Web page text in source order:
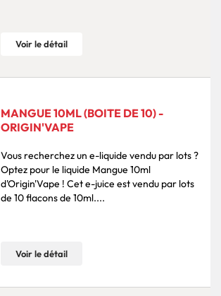
Voir le détail
MANGUE 10ML (BOITE DE 10) -
ORIGIN'VAPE
Vous recherchez un e-liquide vendu par lots ?
Optez pour le liquide Mangue 10ml
d'Origin'Vape ! Cet e-juice est vendu par lots
de 10 flacons de 10ml....
Voir le détail